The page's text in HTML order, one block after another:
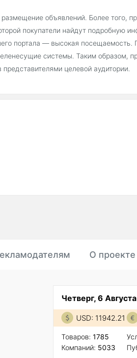
объявлений. Более того,
покупатели найдут подробную
портала — высокая посещаемость.
системы. Таким образом,
целевой аудитории.
О проекте
Четверг, 6
USD: 11942.21
Товаров: 1785
Компаний: 5033